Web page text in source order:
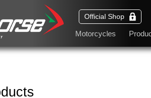
Motorcycles
Official Shop